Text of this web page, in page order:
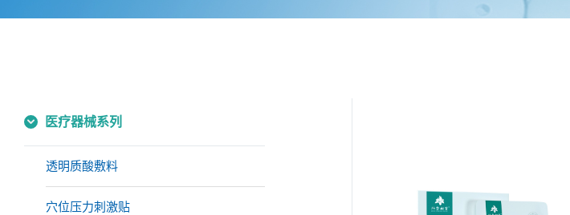
医疗器械系列
透明质酸敷料
穴位压力刺激贴